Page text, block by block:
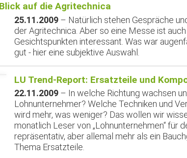
auf die Agritechnica
25.11.2009 – Natürlich stehen Gespräche
der Agritechnica. Aber so eine Messe ist
Gesichtspunkten interessant. Was war
gut - hier eine subjektive Auswahl.
LU Trend-Report: Ersatzteile und
22.11.2009 – In welche Richtung wachsen
Lohnunternehmer? Welche Techniken und
wird mehr, was weniger? Das wollen wir
monatlich Leser von „Lohnunternehmen“ für
repräsentativ, aber allemal mehr als ein
Thema Ersatzteile.